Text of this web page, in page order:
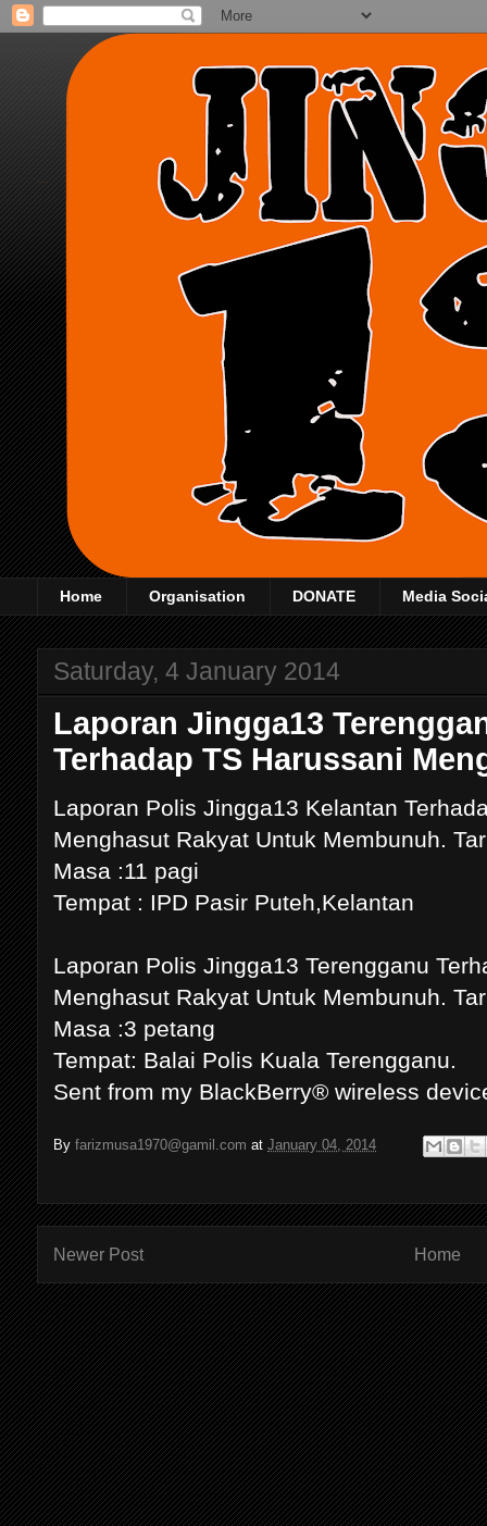
Home Organisation DONATE Media
Saturday, 4 January 2014
Laporan Jingga13
Terhadap TS Harussani
Laporan Polis Jingga13 Kelantan
Menghasut Rakyat Untuk Membunuh.
Masa :11 pagi
Tempat : IPD Pasir Puteh,Kelantan
Laporan Polis Jingga13 Terengganu
Menghasut Rakyat Untuk Membunuh.
Masa :3 petang
Tempat: Balai Polis Kuala Terengganu.
Sent from my BlackBerry® wireless
Byfarizmusa1970@gamil.com atJanuary 04, 2014
Newer Post Home